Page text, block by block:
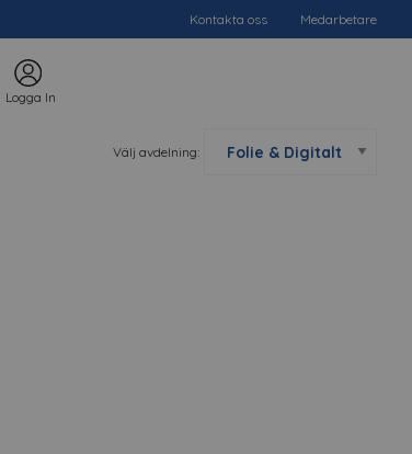
Kontakta oss Medarbetare
Logga In
Välj avdelning: